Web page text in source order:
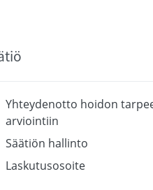
Yhteydenotto hoidon
arviointiin
Säätiön hallinto
Laskutusosoite